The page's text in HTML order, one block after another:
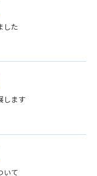
した
します
いて